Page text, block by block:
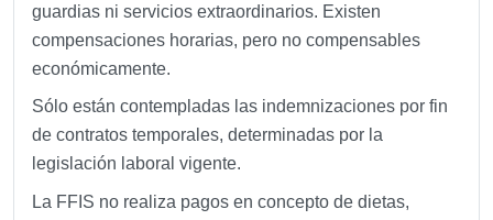
guardias ni servicios extraordinarios. Existen
compensaciones horarias, pero no compensables
económicamente.
Sólo están contempladas las indemnizaciones por fin
de contratos temporales, determinadas por la
legislación laboral vigente.
La FFIS no realiza pagos en concepto de dietas,